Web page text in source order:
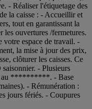
- Réaliser l'étiquetage des
la caisse : - Accueillir et
tout en garantissant la
les ouvertures /fermetures.
votre espace de travail. -
la mise à jour des prix,
clôturer les caisses. Ce
- Plusieurs
au **********. - Base
- Rémunération :
jours fériés. - Coupures